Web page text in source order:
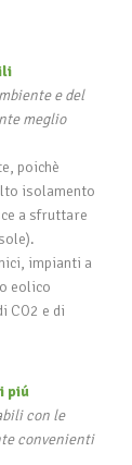
e del
meglio
poichè
isolamento
a sfruttare
impianti a
eolico
CO2 e di
piú
con le
convenienti